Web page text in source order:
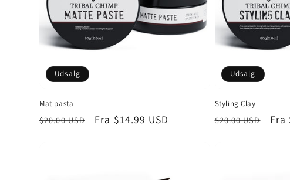
Udsalg
Mat pasta
Normalpris
$20.00 USD Udsalgspris
Fra $14.99 USD
Udsalg
Styling Clay
Normalpris
$20.00 USD Fra